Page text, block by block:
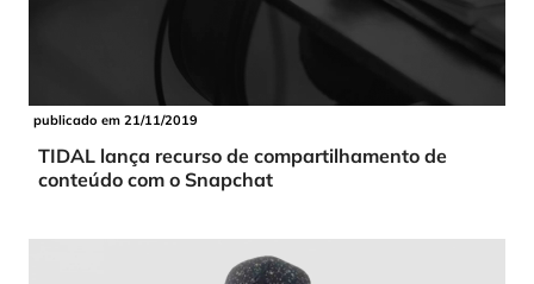
publicado em 21/11/2019
TIDAL lança recurso de compartilhamento de
conteúdo com o Snapchat